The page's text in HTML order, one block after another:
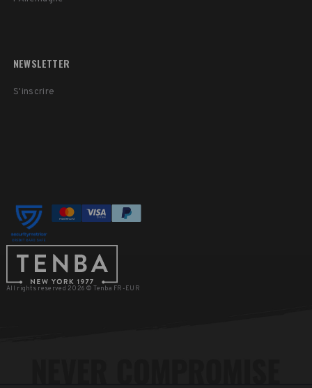
NEWSLETTER
S'inscrire
All rights reserved 2026 © Tenba FR-EUR